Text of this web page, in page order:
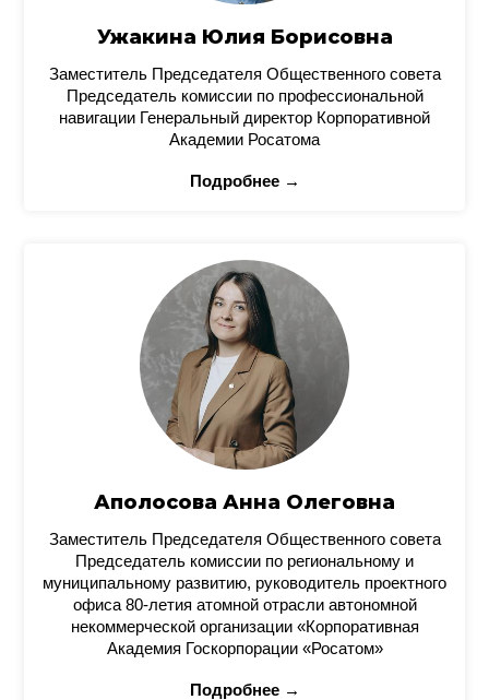
Ужакина Юлия Борисовна
Заместитель Председателя Общественного совета
Председатель комиссии по профессиональной
навигации Генеральный директор Корпоративной
Академии Росатома
Подробнее →
Аполосова Анна Олеговна
Заместитель Председателя Общественного совета
Председатель комиссии по региональному и
муниципальному развитию, руководитель проектного
офиса 80-летия атомной отрасли автономной
некоммерческой организации «Корпоративная
Академия Госкорпорации «Росатом»
Подробнее →